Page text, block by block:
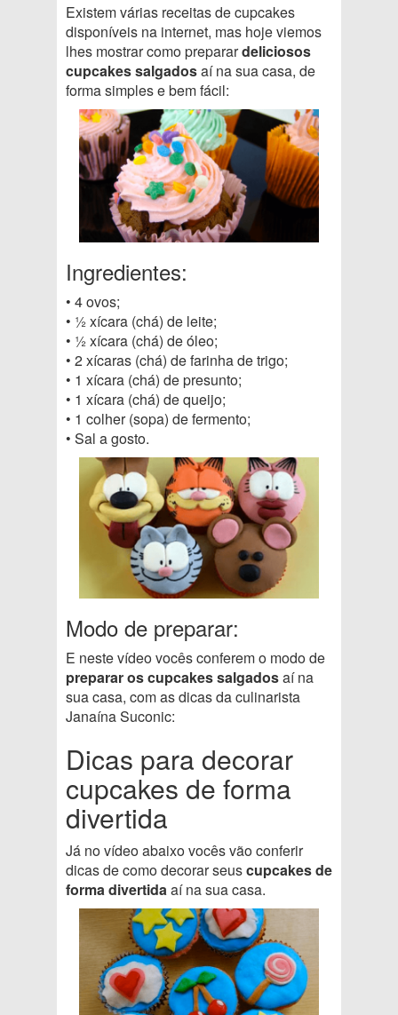
Existem várias receitas de cupcakes
disponíveis na internet, mas hoje viemos
lhes mostrar como preparardeliciosos
cupcakes salgadosaí na sua casa, de
forma simples e bem fácil:
Ingredientes:
• 4 ovos;
• ½ xícara (chá) de leite;
• ½ xícara (chá) de óleo;
• 2 xícaras (chá) de farinha de trigo;
• 1 xícara (chá) de presunto;
• 1 xícara (chá) de queijo;
• 1 colher (sopa) de fermento;
• Sal a gosto.
Modo de preparar:
E neste vídeo vocês conferem o modo de
preparar os cupcakes salgadosaí na
sua casa, com as dicas da culinarista
Janaína Suconic:
Dicas para decorar
cupcakes de forma
divertida
Já no vídeo abaixo vocês vão conferir
dicas de como decorar seuscupcakes de
forma divertidaaí na sua casa.